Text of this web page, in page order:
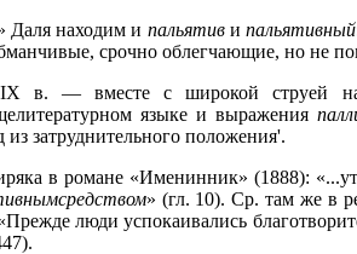
Даля находим и пальятивипальятивный
срочно облегчающие, но не
— вместе с широкой струей
языке и выражения
затруднительного положения'.
в романе «Именинник» (1888):
» (гл. 10). Ср. там же в
люди успокаивались